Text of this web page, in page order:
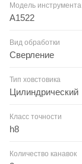
Модель инструмента
A1522
Вид обработки
Сверление
Тип ховстовика
Цилиндрический
Класс точности
h8
Количество канавок